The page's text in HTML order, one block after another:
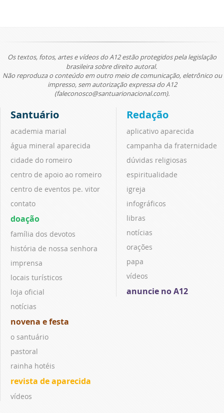
Os textos, fotos, artes e vídeos do A12 estão protegidos pela legislação
brasileira sobre direito autoral.
Não reproduza o conteúdo em outro meio de comunicação, eletrônico ou
impresso, sem autorização expressa do A12
(faleconosco@santuarionacional.com).
Santuário
academia marial
água mineral aparecida
cidade do romeiro
centro de apoio ao romeiro
centro de eventos pe. vitor
contato
doação
família dos devotos
história de nossa senhora
imprensa
locais turísticos
loja oficial
notícias
novena e festa
o santuário
pastoral
rainha hotéis
revista de aparecida
vídeos
Redação
aplicativo aparecida
campanha da fraternidade
dúvidas religiosas
espiritualidade
igreja
infográficos
libras
notícias
orações
papa
vídeos
anuncie no A12